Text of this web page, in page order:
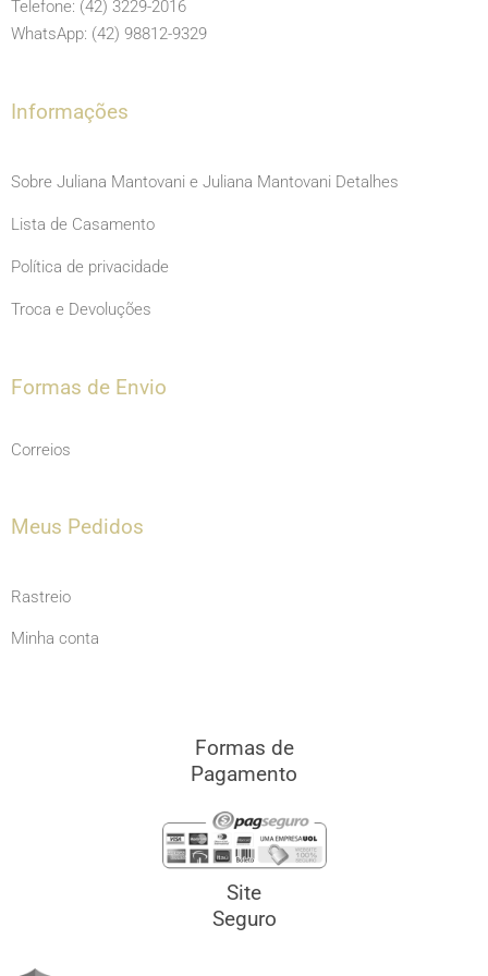
o
o
g
r
m
b
e
Telefone: (42) 3229-2016
WhatsApp: (42) 98812-9329
Informações
Sobre Juliana Mantovani e Juliana Mantovani Detalhes
Lista de Casamento
Política de privacidade
Troca e Devoluções
Formas de Envio
Correios
Meus Pedidos
Rastreio
Minha conta
Formas de
Pagamento
Site
Seguro